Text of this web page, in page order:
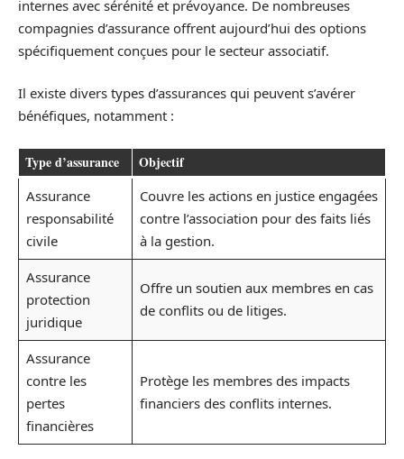
internes avec sérénité et prévoyance. De nombreuses
compagnies d’assurance offrent aujourd’hui des options
spécifiquement conçues pour le secteur associatif.
Il existe divers types d’assurances qui peuvent s’avérer
bénéfiques, notamment :
Type d’assurance Objectif
Assurance
responsabilité
civile
Couvre les actions en justice engagées
contre l’association pour des faits liés
à la gestion.
Assurance
protection
juridique
Offre un soutien aux membres en cas
de conflits ou de litiges.
Assurance
contre les
pertes
financières
Protège les membres des impacts
financiers des conflits internes.